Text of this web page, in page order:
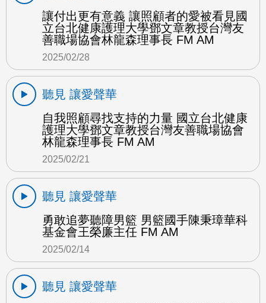
讓付出更有意義 讓照顧者的愛被看見國
立台北健康護理大學鄧文章教授台灣友
善職場協會林龍森理事長 FM AM
2025/02/28
聽見 讓愛聲華
自我照顧尋找支持的力量 國立台北健康
護理大學鄧文章教授台灣友善職場協會
林龍森理事長 FM AM
2025/02/21
聽見 讓愛聲華
勇敢追夢聽障男籃 男籃國手陳秉璋華科
基金會王榮廉主任 FM AM
2025/02/14
聽見 讓愛聲華